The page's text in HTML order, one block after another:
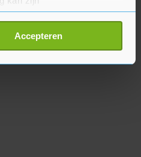
detailgedeelte
cookiepagina kun je
Accepteren